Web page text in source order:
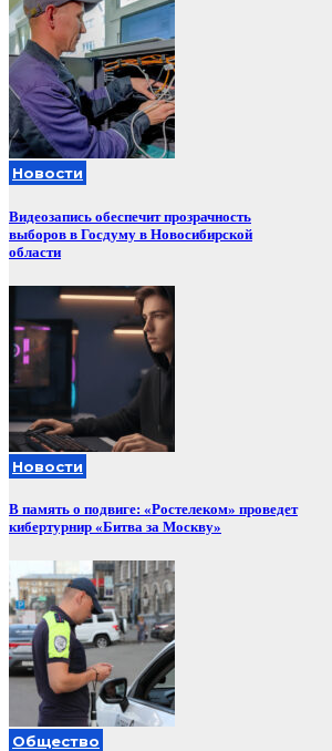
Новости
Видеозапись обеспечит прозрачность
выборов в Госдуму в Новосибирской
области
Новости
В память о подвиге: «Ростелеком» проведет
кибертурнир «Битва за Москву»
Общество